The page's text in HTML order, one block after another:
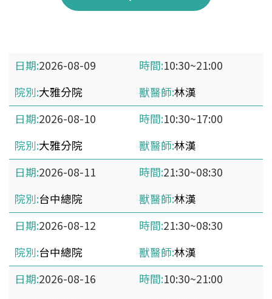
2026-08-09
10:30~21:00
大雅分院
林漢
2026-08-10
10:30~17:00
大雅分院
林漢
2026-08-11
21:30~08:30
台中總院
林漢
2026-08-12
21:30~08:30
台中總院
林漢
2026-08-16
10:30~21:00